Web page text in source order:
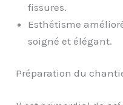
fissures.
Esthétisme
soigné et élégant.
Préparation du